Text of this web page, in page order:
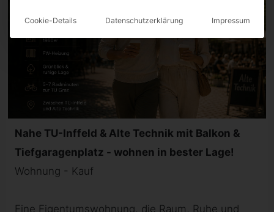
Nahe TU-Inffeld & Alte Technik mit Balkon &
Tiefgaragenplatz - wohnen in bester Lage!
Wohnung - Kauf
Eine Eigentumswohnung, die Raum, Ruhe und
Cookie-Details Datenschutzerklärung Impressum